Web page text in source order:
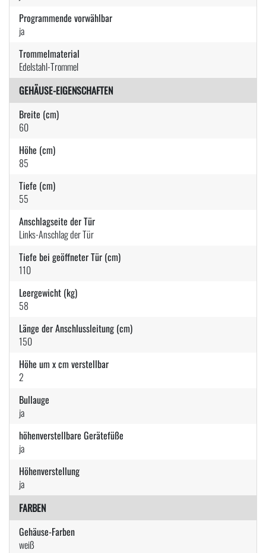
Programmende vorwählbar
ja
Trommelmaterial
Edelstahl-Trommel
GEHÄUSE-EIGENSCHAFTEN
Breite (cm)
60
Höhe (cm)
85
Tiefe (cm)
55
Anschlagseite der Tür
Links-Anschlag der Tür
Tiefe bei geöffneter Tür (cm)
110
Leergewicht (kg)
58
Länge der Anschlussleitung (cm)
150
Höhe um x cm verstellbar
2
Bullauge
ja
höhenverstellbare Gerätefüße
ja
Höhenverstellung
ja
FARBEN
Gehäuse-Farben
weiß